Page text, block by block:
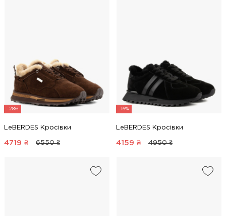
-28%
LeBERDES Кросівки
4719 ₴ 6550 ₴
-16%
LeBERDES Кросівки
4159 ₴ 4950 ₴